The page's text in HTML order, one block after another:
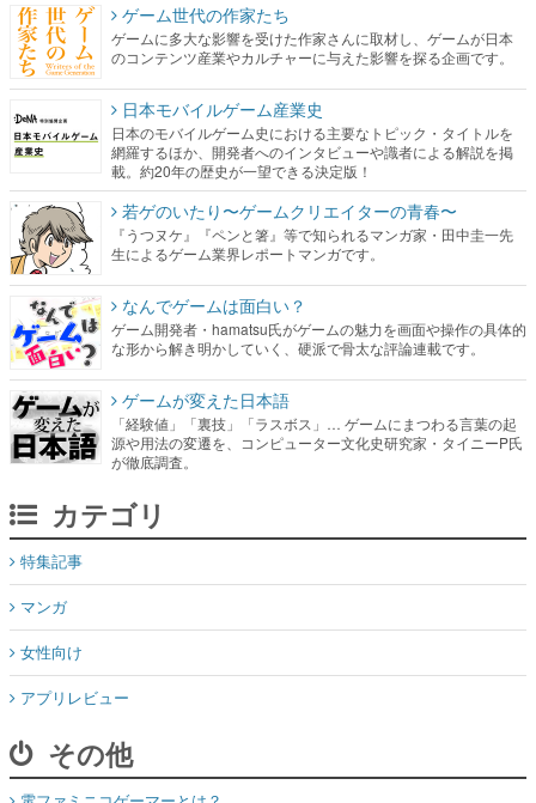
ゲーム世代の作家たち
ゲームに多大な影響を受けた作家さんに取材し、ゲームが日本
のコンテンツ産業やカルチャーに与えた影響を探る企画です。
日本モバイルゲーム産業史
日本のモバイルゲーム史における主要なトピック・タイトルを
網羅するほか、開発者へのインタビューや識者による解説を掲
載。約20年の歴史が一望できる決定版！
若ゲのいたり〜ゲームクリエイターの青春〜
『うつヌケ』『ペンと箸』等で知られるマンガ家・田中圭一先
生によるゲーム業界レポートマンガです。
なんでゲームは面白い？
ゲーム開発者・hamatsu氏がゲームの魅力を画面や操作の具体的
な形から解き明かしていく、硬派で骨太な評論連載です。
ゲームが変えた日本語
「経験値」「裏技」「ラスボス」… ゲームにまつわる言葉の起
源や用法の変遷を、コンピューター文化史研究家・タイニーP氏
が徹底調査。
カテゴリ
特集記事
マンガ
女性向け
アプリレビュー
その他